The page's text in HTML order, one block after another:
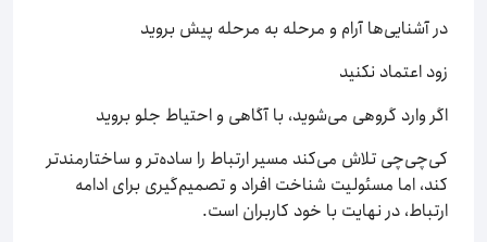
در آشنایی‌ها آرام و مرحله‌ به‌ مرحله پیش بروید
زود اعتماد نکنید
اگر وارد گروهی می‌شوید، با آگاهی و احتیاط جلو بروید
کی‌چی‌چی تلاش می‌کند مسیر ارتباط را ساده‌تر و ساختارمندتر
کند، اما مسئولیت شناخت افراد و تصمیم‌گیری برای ادامه
ارتباط، در نهایت با خود کاربران است.